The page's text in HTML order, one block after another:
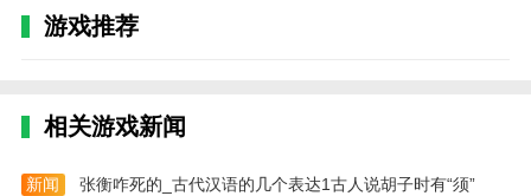
丰富的吉他谱库，用户可以随时随地浏览、学习各种曲
目，界面简洁易操作，同时支持自定义设置和个性化调
游戏推荐
相关游戏新闻
新闻 张衡咋死的_古代汉语的几个表达1古人说胡子时有“须”